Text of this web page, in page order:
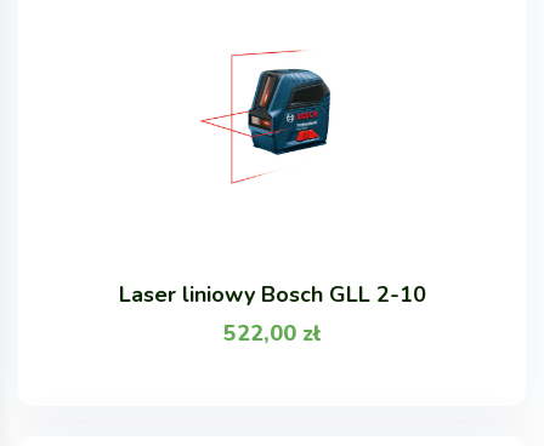
Laser liniowy Bosch GLL 2-10
522,00 zł